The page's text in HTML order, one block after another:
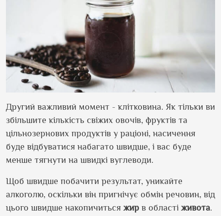
Другий важливий момент - клітковина. Як тільки ви
збільшите кількість свіжих овочів, фруктів та
цільнозернових продуктів у раціоні, насичення
буде відбуватися набагато швидше, і вас буде
менше тягнути на швидкі вуглеводи.
Щоб швидше побачити результат, уникайте
алкоголю, оскільки він пригнічує обмін речовин, від
цього швидше накопичиться жир в області живота.